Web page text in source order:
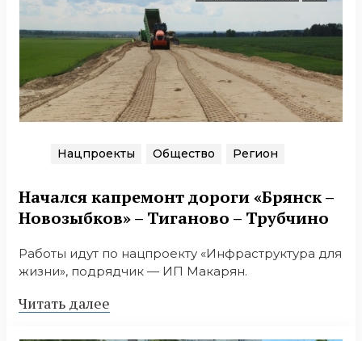
Нацпроекты Общество Регион
Начался капремонт дороги «Брянск –
Новозыбков» – Тиганово – Трубчино
Работы идут по нацпроекту «Инфраструктура для
жизни», подрядчик — ИП Макарян.
Читать далее